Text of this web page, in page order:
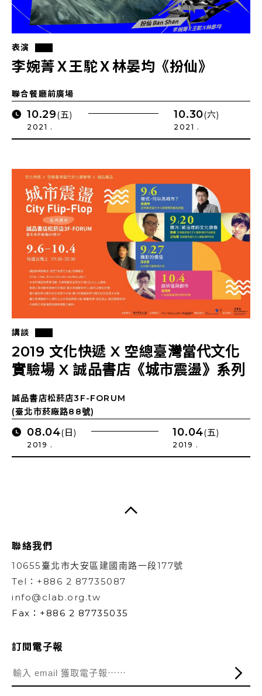
表演
李婉菁Ｘ王駝Ｘ林晏均《扮仙》
聯合餐廳前廣場
10.29(五)
2021 .
10.30(六)
2021 .
講談
2019 文化快遞 X 空總臺灣當代文化
實驗場 X 誠品書店《城市震盪》系列
誠品書店松菸店3F-FORUM
(臺北市菸廠路88號)
08.04(日)
2019 .
10.04(五)
2019 .
聯絡我們
10655臺北市大安區建國南路一段177號
Tel：+886 2 87735087
info@clab.org.tw
Fax：+886 2 87735035
訂閱電子報